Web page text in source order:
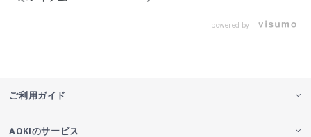
powered by
ご利用ガイド
AOKIのサービス